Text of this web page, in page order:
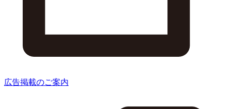
広告掲載のご案内